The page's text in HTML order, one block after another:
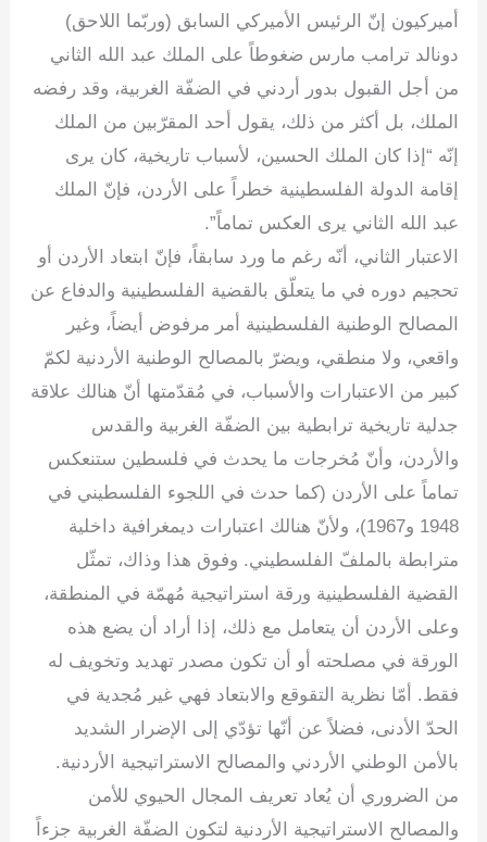
أميركيون إنّ الرئيس الأميركي السابق (وربّما اللاحق)
دونالد ترامب مارس ضغوطاً على الملك عبد الله الثاني
من أجل القبول بدور أردني في الضفّة الغربية، وقد رفضه
الملك، بل أكثر من ذلك، يقول أحد المقرّبين من الملك
إنّه “إذا كان الملك الحسين، لأسباب تاريخية، كان يرى
إقامة الدولة الفلسطينية خطراً على الأردن، فإنّ الملك
عبد الله الثاني يرى العكس تماماً”.
الاعتبار الثاني، أنّه رغم ما ورد سابقاً، فإنّ ابتعاد الأردن أو
تحجيم دوره في ما يتعلّق بالقضية الفلسطينية والدفاع عن
المصالح الوطنية الفلسطينية أمر مرفوض أيضاً، وغير
واقعي، ولا منطقي، ويضرّ بالمصالح الوطنية الأردنية لكمّ
كبير من الاعتبارات والأسباب، في مُقدّمتها أنّ هنالك علاقة
جدلية تاريخية ترابطية بين الضفّة الغربية والقدس
والأردن، وأنّ مُخرجات ما يحدث في فلسطين ستنعكس
تماماً على الأردن (كما حدث في اللجوء الفلسطيني في
1948 و1967)، ولأنّ هنالك اعتبارات ديمغرافية داخلية
مترابطة بالملفّ الفلسطيني. وفوق هذا وذاك، تمثّل
القضية الفلسطينية ورقة استراتيجية مُهمّة في المنطقة،
وعلى الأردن أن يتعامل مع ذلك، إذا أراد أن يضع هذه
الورقة في مصلحته أو أن تكون مصدر تهديد وتخويف له
فقط. أمّا نظرية التقوقع والابتعاد فهي غير مُجدية في
الحدّ الأدنى، فضلاً عن أنّها تؤدّي إلى الإضرار الشديد
بالأمن الوطني الأردني والمصالح الاستراتيجية الأردنية.
من الضروري أن يُعاد تعريف المجال الحيوي للأمن
والمصالح الاستراتيجية الأردنية لتكون الضفّة الغربية جزءاً